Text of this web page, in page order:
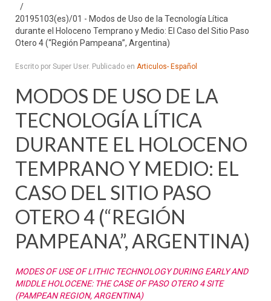
20195103(es)/01 - Modos de Uso de la Tecnología Lítica
durante el Holoceno Temprano y Medio: El Caso del Sitio Paso
Otero 4 (“Región Pampeana”, Argentina)
Escrito por Super User. Publicado en Articulos- Español
MODOS DE USO DE LA
TECNOLOGÍA LÍTICA
DURANTE EL HOLOCENO
TEMPRANO Y MEDIO: EL
CASO DEL SITIO PASO
OTERO 4 (“REGIÓN
PAMPEANA”, ARGENTINA)
MODES OF USE OF LITHIC TECHNOLOGY DURING EARLY AND
MIDDLE HOLOCENE: THE CASE OF PASO OTERO 4 SITE
(PAMPEAN REGION, ARGENTINA)